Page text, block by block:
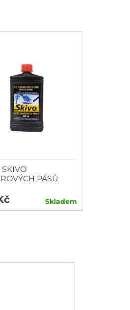
SKIVO
PÁSŮ
Skladem